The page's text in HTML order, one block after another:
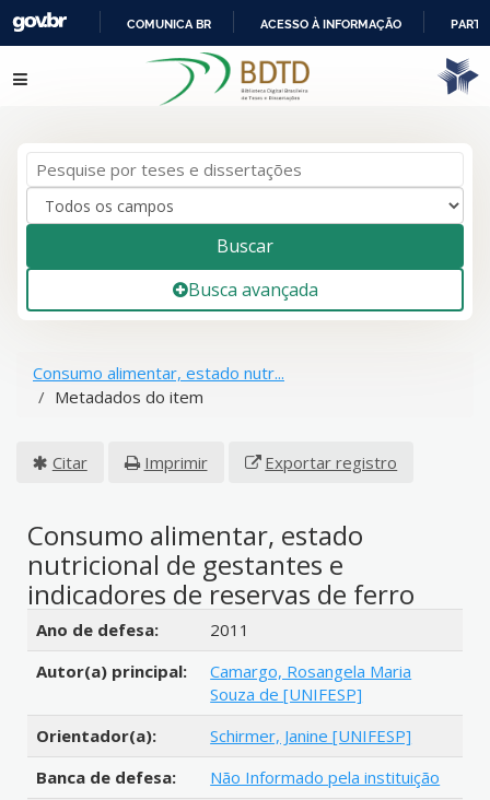
IR
PARA
COMUNICA BR ACESSO À INFORMAÇÃO
Pular para o conteúdo
Buscar
Busca avançada
Consumo alimentar, estado nutr...
Metadados do item
Citar Imprimir Exportar registro
Consumo alimentar, estado
nutricional de gestantes e
indicadores de reservas de ferro
Detalhes bibliográficos
Ano de defesa:
2011
Autor(a) principal:
Camargo, Rosangela Maria
Souza de [UNIFESP]
Orientador(a):
Schirmer, Janine [UNIFESP]
Banca de defesa:
Não Informado pela instituição